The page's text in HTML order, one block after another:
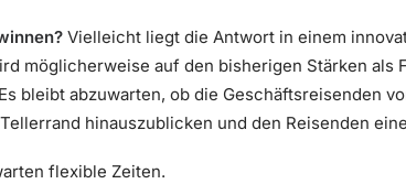
Vielleicht liegt die Antwort in einem
möglicherweise auf den bisherigen Stärken als
bleibt abzuwarten, ob die Geschäftsreisenden
hinauszublicken und den Reisenden
flexible Zeiten.